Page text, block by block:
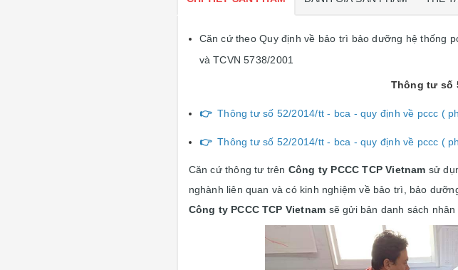
Căn cứ theo Quy định về bảo trì bảo dưỡng hệ thống
và TCVN 5738/2001
Thông tư số
👉Thông tư số 52/2014/tt - bca - quy định về pccc (
👉Thông tư số 52/2014/tt - bca - quy định về pccc (
Căn cứ thông tư trên Công ty PCCC TCP Vietnam sử
nghành liên quan và có kinh nghiệm về bảo trì, bảo
Công ty PCCC TCP Vietnam sẽ gửi bản danh sách